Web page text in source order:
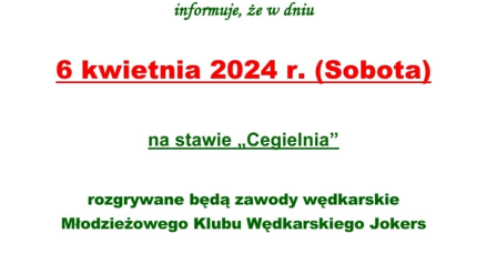
partnerami oraz innych dostawców usług. Firmy te działają
postaci wiadomości, ofert, komunikatów mediów